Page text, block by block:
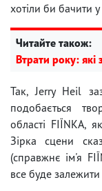
хотіли би бачити у
Читайте також:
Втрати року:
Так, Jerry Heil
подобається
області FIЇNKA,
Зірка сцени
(справжнє ім'я
все буде залежити